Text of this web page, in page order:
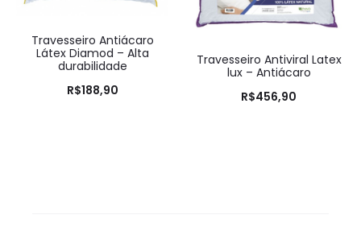
Travesseiro Antiácaro
Látex Diamod – Alta
durabilidade
R$188,90
Travesseiro Antiviral Latex
lux – Antiácaro
R$456,90